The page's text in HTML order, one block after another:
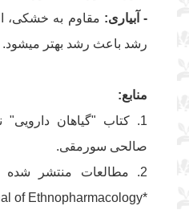
- آبیاری: مقاوم به خشکی،
رشد باعث رشد بهتر میشود.
منابع:
1. کتاب "گیاهان
صالحی سورمقی.
2. مطالعات منتشر شده
*Journal of Ethnopharmacology*.